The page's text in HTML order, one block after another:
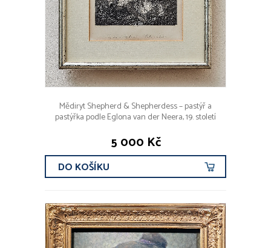
Mědiryt Shepherd & Shepherdess – pastýř a
pastýřka podle Eglona van der Neera, 19. století
5 000 Kč
DO KOŠÍKU